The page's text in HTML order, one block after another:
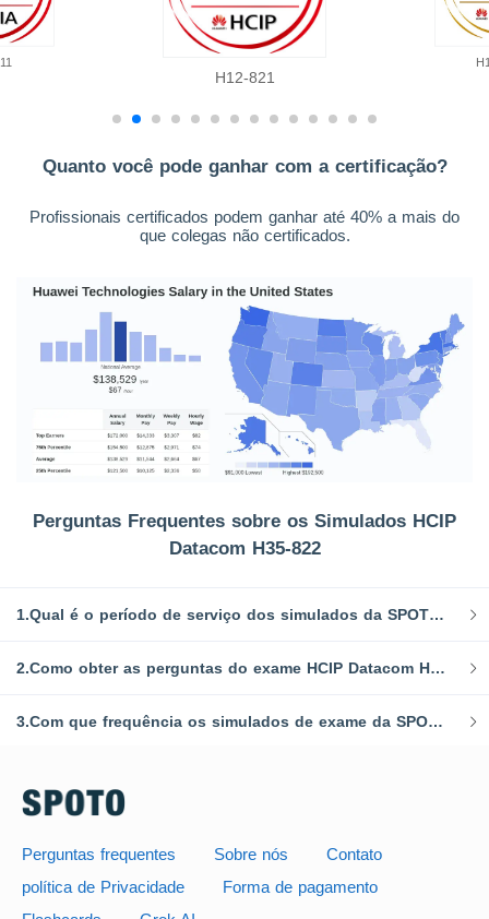
H12-821
Quanto você pode ganhar com a certificação?
Profissionais certificados podem ganhar até 40% a mais do
que colegas não certificados.
Perguntas Frequentes sobre os Simulados HCIP
Datacom H35-822
1.Qual é o período de serviço dos simulados da SPOTO?
2.Como obter as perguntas do exame HCIP Datacom H35-822 após a compra?
3.Com que frequência os simulados de exame da SPOTO são atualizados?
Perguntas frequentes Sobre nós
Contato
política de Privacidade
Forma de pagamento